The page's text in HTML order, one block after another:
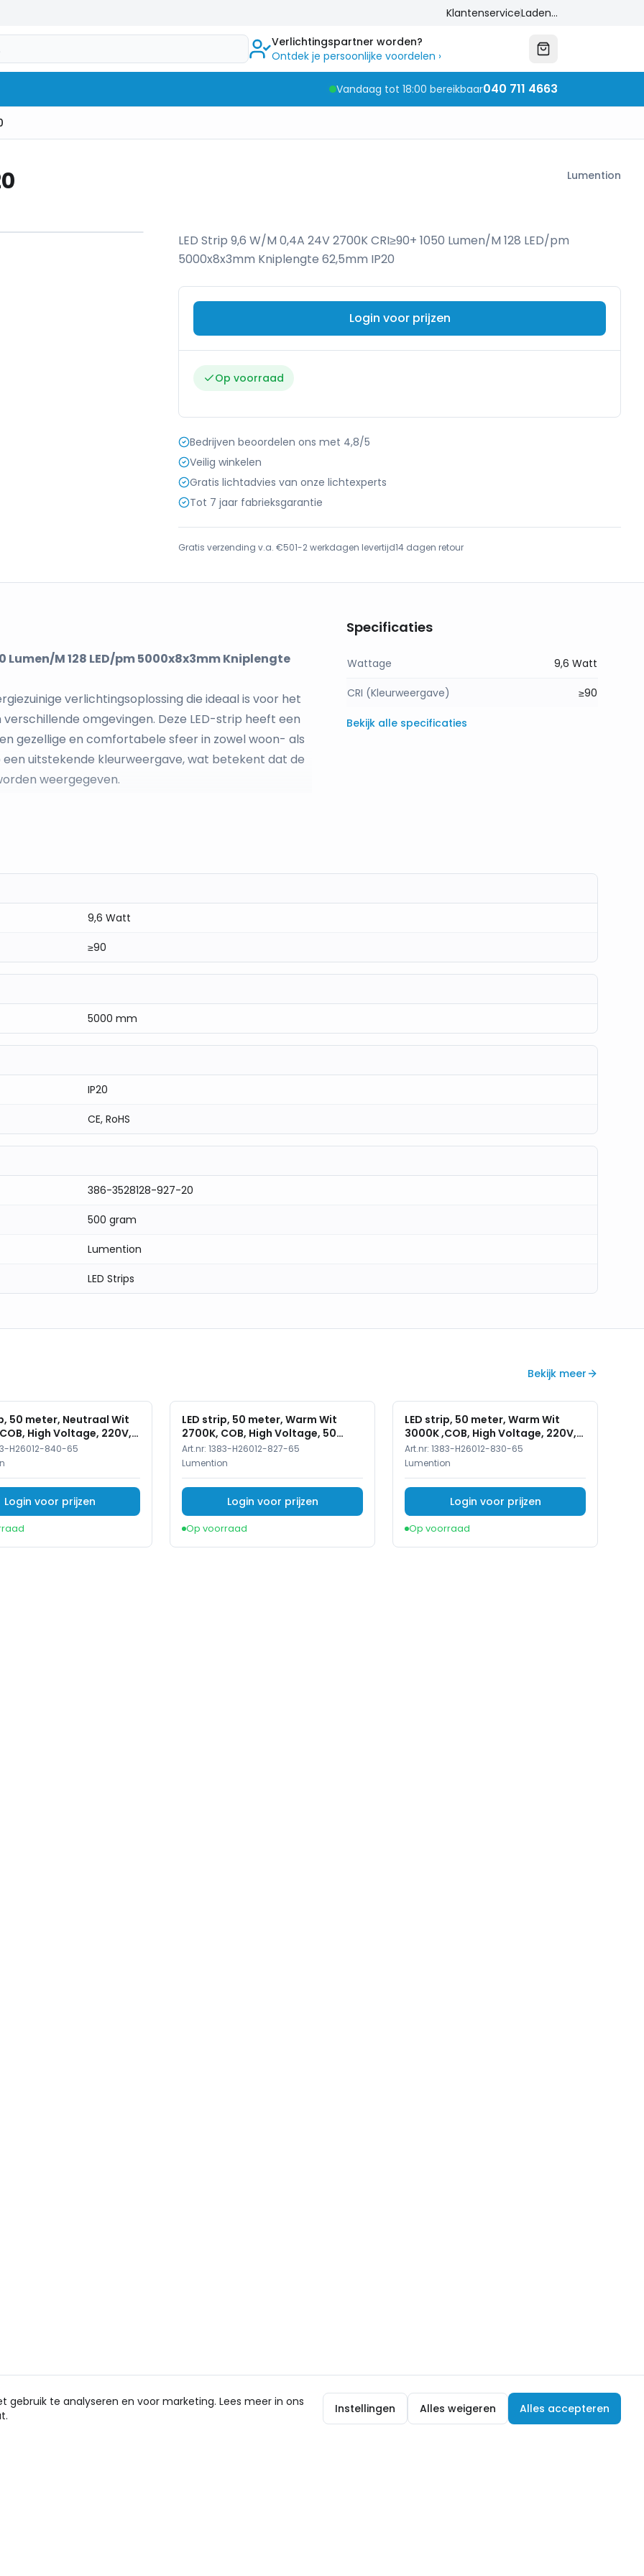
KlantenserviceLaden...
Verlichtingspartner worden?
Ontdek je persoonlijke voordelen ›
Vandaag tot 18:00 bereikbaar040 711 4663
Lumention
LED Strip 9,6 W/M 0,4A 24V 2700K CRI≥90+ 1050 Lumen/M 128 LED/pm
5000x8x3mm Kniplengte 62,5mm IP20
Login voor prijzen
Op voorraad
Bedrijven beoordelen ons met 4,8/5
Veilig winkelen
Gratis lichtadvies van onze lichtexperts
Tot 7 jaar fabrieksgarantie
Gratis verzending v.a. €501-2 werkdagen levertijd14 dagen retour
Lumen/M 128 LED/pm 5000x8x3mm Kniplengte
verlichtingsoplossing die ideaal is voor het
omgevingen. Deze LED-strip heeft een
gezellige en comfortabele sfeer in zowel woon- als
uitstekende kleurweergave, wat betekent dat de
weergegeven.
waardoor je een egaal en consistent
het eenvoudig maakt om de strip op maat te
van 5000x8x3mm is de strip compact en
verschillende oppervlakken. De IP20 classificatie
binnenshuis in droge omgevingen.
bieden een gelijkmatige en duurzame verlichting,
strip perfect voor gebruik binnenshuis in droge
gezellige en sfeervolle uitstraling, ideaal voor
sfeervolle verlichting met een uitstekende
verschillende binnenshuisomgevingen.
Specificaties
Wattage 9,6 Watt
CRI (Kleurweergave) ≥90
Bekijk alle specificaties
9,6 Watt
≥90
5000 mm
IP20
CE, RoHS
386-3528128-927-20
500 gram
Lumention
LED Strips
Bekijk meer
50 meter, Neutraal Wit
High Voltage, 220V,
H26012-840-65
Login voor prijzen
LED strip, 50 meter, Warm Wit
2700K, COB, High Voltage, 50
meter, 220V, IP65
Art.nr: 1383-H26012-827-65
Lumention
Login voor prijzen
Op voorraad
LED strip, 50 meter, Warm Wit
3000K ,COB, High Voltage, 220V,
IP65
Art.nr: 1383-H26012-830-65
Lumention
Login voor prijzen
Op voorraad
te analyseren en voor marketing. Lees meer in ons
Instellingen Alles weigeren Alles accepteren